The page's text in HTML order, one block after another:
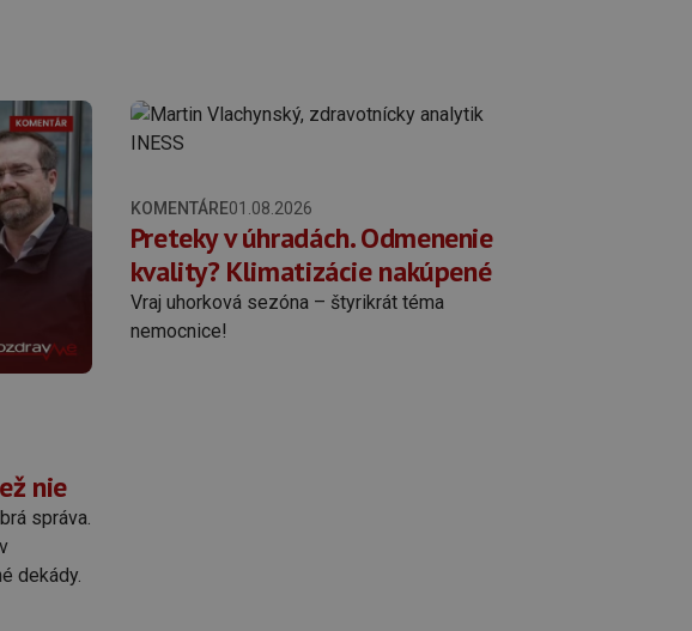
nie
správa.
dekády.
KOMENTÁRE01.08.2026
Preteky v úhradách. Odmenenie
kvality? Klimatizácie nakúpené
Vraj uhorková sezóna – štyrikrát téma
nemocnice!